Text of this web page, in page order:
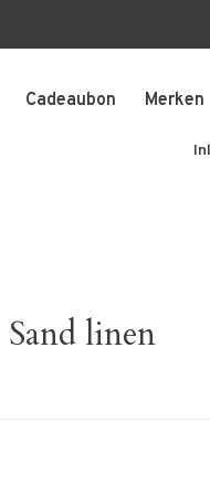
Cadeaubon Merken
linen